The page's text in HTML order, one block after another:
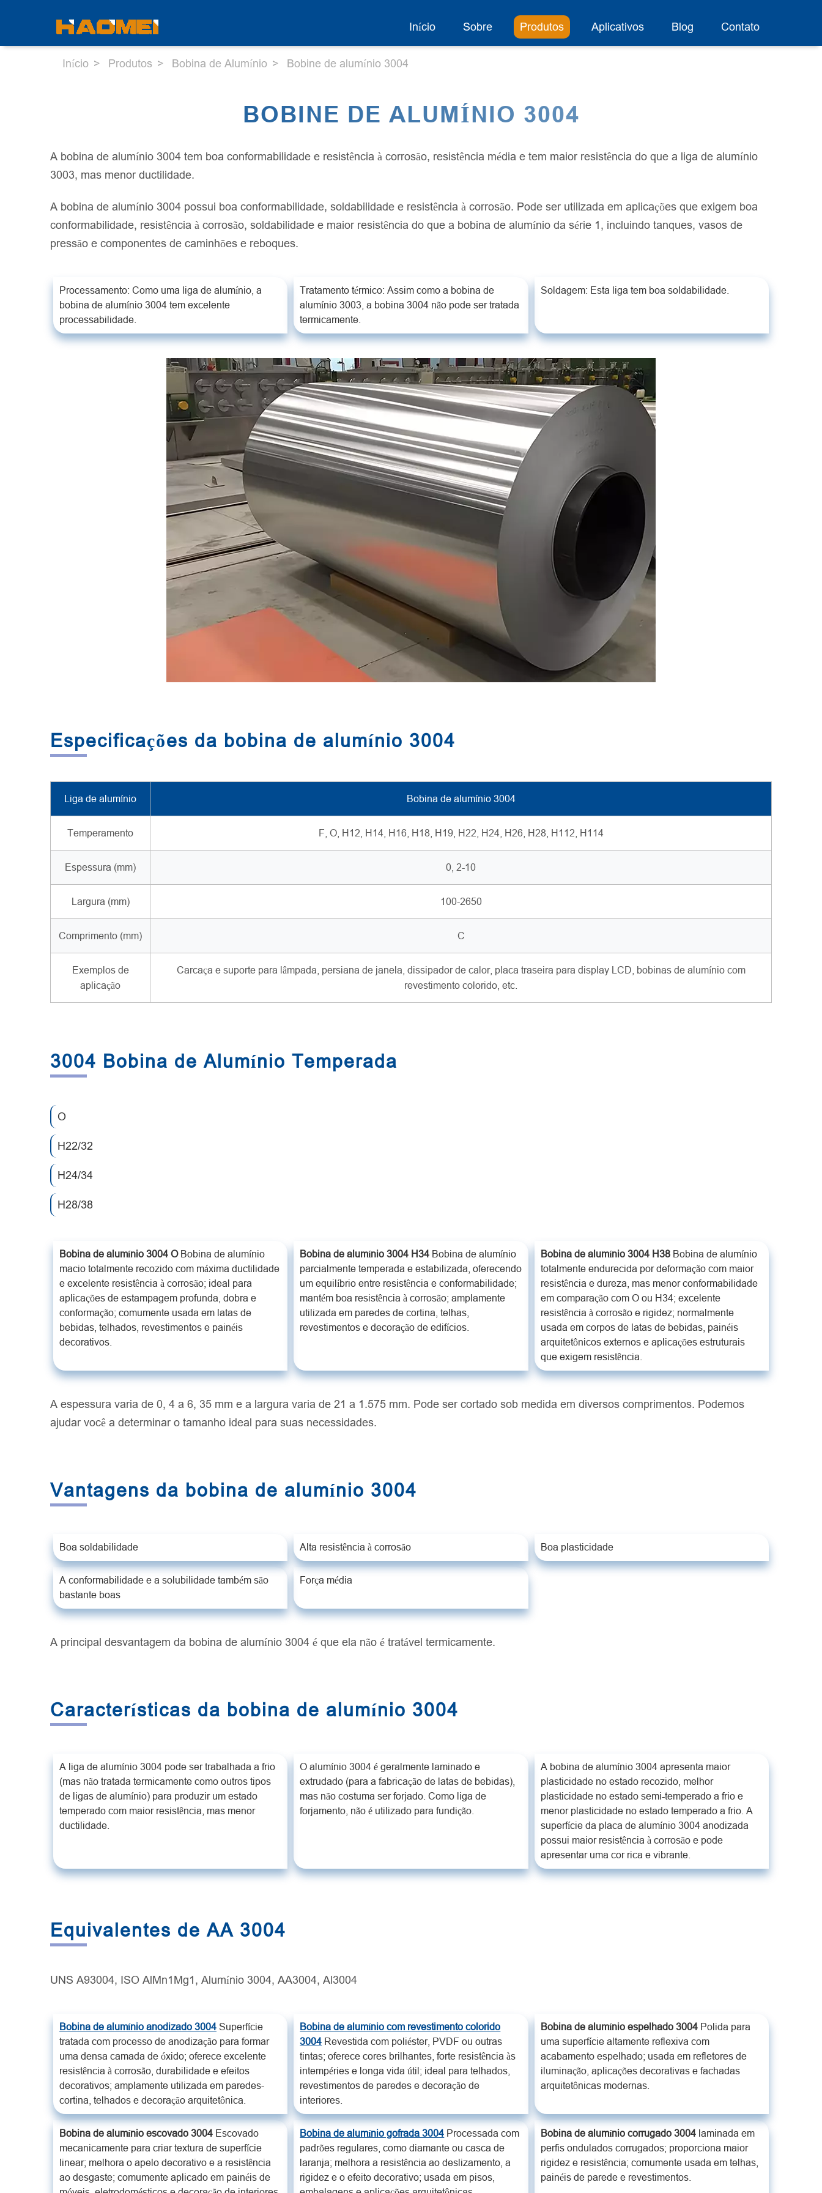
Início Sobre Produtos Aplicativos Blog Contato
Início Produtos Bobina de Alumínio Bobine de alumínio 3004
BOBINE DE ALUMÍNIO 3004
A bobina de alumínio 3004 tem boa conformabilidade e resistência à corrosão, resistência média e tem maior resistência do que a liga de alumínio
3003, mas menor ductilidade.
A bobina de alumínio 3004 possui boa conformabilidade, soldabilidade e resistência à corrosão. Pode ser utilizada em aplicações que exigem boa
conformabilidade, resistência à corrosão, soldabilidade e maior resistência do que a bobina de alumínio da série 1, incluindo tanques, vasos de
pressão e componentes de caminhões e reboques.
Processamento: Como uma liga de alumínio, a
bobina de alumínio 3004 tem excelente
processabilidade.
Tratamento térmico: Assim como a bobina de
alumínio 3003, a bobina 3004 não pode ser tratada
termicamente.
Soldagem: Esta liga tem boa soldabilidade.
Especificações da bobina de alumínio 3004
Liga de alumínio Bobina de alumínio 3004
Temperamento F, O, H12, H14, H16, H18, H19, H22, H24, H26, H28, H112, H114
Espessura (mm) 0, 2-10
Largura (mm) 100-2650
Comprimento (mm) C
Exemplos de
aplicação
Carcaça e suporte para lâmpada, persiana de janela, dissipador de calor, placa traseira para display LCD, bobinas de alumínio com
revestimento colorido, etc.
3004 Bobina de Alumínio Temperada
O
H22/32
H24/34
H28/38
Bobina de alumínio 3004 OBobina de alumínio
macio totalmente recozido com máxima ductilidade
e excelente resistência à corrosão; ideal para
aplicações de estampagem profunda, dobra e
conformação; comumente usada em latas de
bebidas, telhados, revestimentos e painéis
decorativos.
Bobina de alumínio 3004 H34 Bobina de alumínio
parcialmente temperada e estabilizada, oferecendo
um equilíbrio entre resistência e conformabilidade;
mantém boa resistência à corrosão; amplamente
utilizada em paredes de cortina, telhas,
revestimentos e decoração de edifícios.
Bobina de alumínio 3004 H38Bobina de alumínio
totalmente endurecida por deformação com maior
resistência e dureza, mas menor conformabilidade
em comparação com O ou H34; excelente
resistência à corrosão e rigidez; normalmente
usada em corpos de latas de bebidas, painéis
arquitetônicos externos e aplicações estruturais
que exigem resistência.
A espessura varia de 0, 4 a 6, 35 mm e a largura varia de 21 a 1.575 mm. Pode ser cortado sob medida em diversos comprimentos. Podemos
ajudar você a determinar o tamanho ideal para suas necessidades.
Vantagens da bobina de alumínio 3004
Boa soldabilidade Alta resistência à corrosão Boa plasticidade
A conformabilidade e a solubilidade também são
bastante boas
Força média
A principal desvantagem da bobina de alumínio 3004 é que ela não é tratável termicamente.
Características da bobina de alumínio 3004
A liga de alumínio 3004 pode ser trabalhada a frio
(mas não tratada termicamente como outros tipos
de ligas de alumínio) para produzir um estado
temperado com maior resistência, mas menor
ductilidade.
O alumínio 3004 é geralmente laminado e
extrudado (para a fabricação de latas de bebidas),
mas não costuma ser forjado. Como liga de
forjamento, não é utilizado para fundição.
A bobina de alumínio 3004 apresenta maior
plasticidade no estado recozido, melhor
plasticidade no estado semi-temperado a frio e
menor plasticidade no estado temperado a frio. A
superfície da placa de alumínio 3004 anodizada
possui maior resistência à corrosão e pode
apresentar uma cor rica e vibrante.
Equivalentes de AA 3004
UNS A93004, ISO AlMn1Mg1, Alumínio 3004, AA3004, Al3004
Bobina de alumínio anodizado 3004 Superfície
tratada com processo de anodização para formar
uma densa camada de óxido; oferece excelente
resistência à corrosão, durabilidade e efeitos
decorativos; amplamente utilizada em paredes-
cortina, telhados e decoração arquitetônica.
Bobina de alumínio com revestimento colorido
3004 Revestida com poliéster, PVDF ou outras
tintas; oferece cores brilhantes, forte resistência às
intempéries e longa vida útil; ideal para telhados,
revestimentos de paredes e decoração de
interiores.
Bobina de alumínio espelhado 3004Polida para
uma superfície altamente reflexiva com
acabamento espelhado; usada em refletores de
iluminação, aplicações decorativas e fachadas
arquitetônicas modernas.
Bobina de alumínio escovado 3004 Escovado
mecanicamente para criar textura de superfície
linear; melhora o apelo decorativo e a resistência
ao desgaste; comumente aplicado em painéis de
Bobina de alumínio gofrada 3004 Processada com
padrões regulares, como diamante ou casca de
laranja; melhora a resistência ao deslizamento, a
rigidez e o efeito decorativo; usada em pisos,
Bobina de alumínio corrugado 3004laminada em
perfis ondulados corrugados; proporciona maior
rigidez e resistência; comumente usada em telhas,
painéis de parede e revestimentos.